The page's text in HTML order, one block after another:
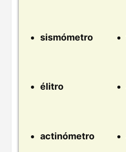
sismómetro
élitro
actinómetro